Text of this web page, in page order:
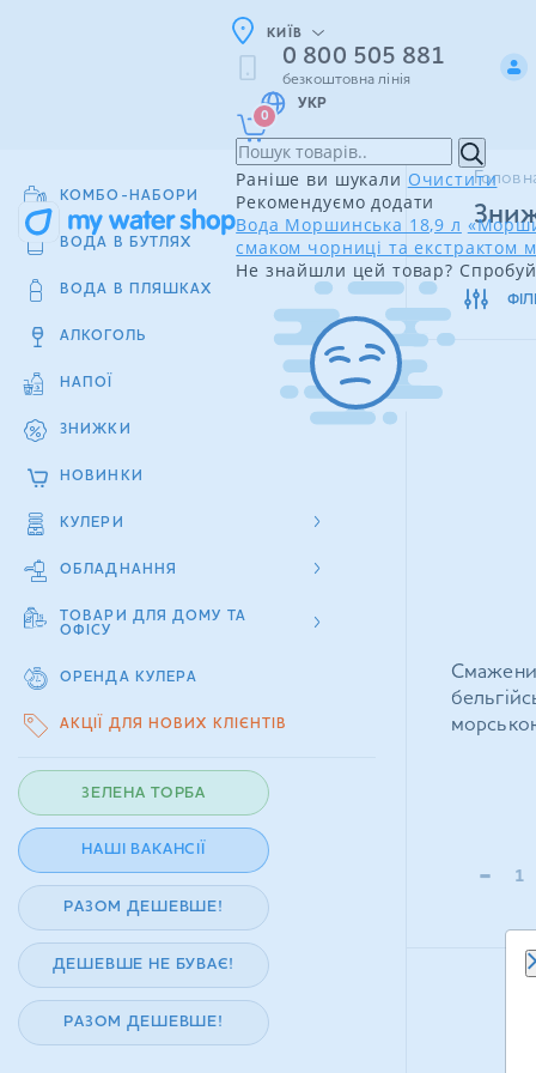
КИЇВ
0 800 505 881
безкоштовна лінія
УКР
0
Раніше ви шукали Очистити
Рекомендуємо додати
Вода Моршинська 18,9 л
смаком чорниці та екстрактом
Не знайшли цей товар?
КОМБО-НАБОРИ
ВОДА В БУТЛЯХ
ВОДА В ПЛЯШКАХ
АЛКОГОЛЬ
НАПОЇ
ЗНИЖКИ
НОВИНКИ
КУЛЕРИ
ОБЛАДНАННЯ
ТОВАРИ ДЛЯ ДОМУ ТА
ОФІСУ
ОРЕНДА КУЛЕРА
АКЦІЇ ДЛЯ НОВИХ КЛІЄНТІВ
ЗЕЛЕНА ТОРБА
НАШІ ВАКАНСІЇ
РАЗОМ ДЕШЕВШЕ!
ДЕШЕВШЕ НЕ БУВАЄ!
РАЗОМ ДЕШЕВШЕ!
-